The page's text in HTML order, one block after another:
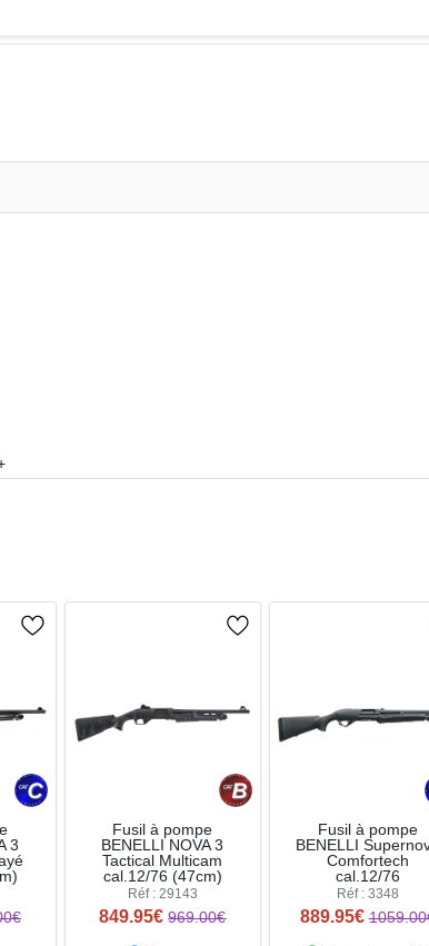
3
Fusil à pompe
BENELLI NOVA 3
Tactical Multicam
cal.12/76 (47cm)
Réf : 29143
849.95€ 969.00€
Fusil à pompe
BENELLI
Comfortech
cal.12/76
Réf : 3348
889.95€